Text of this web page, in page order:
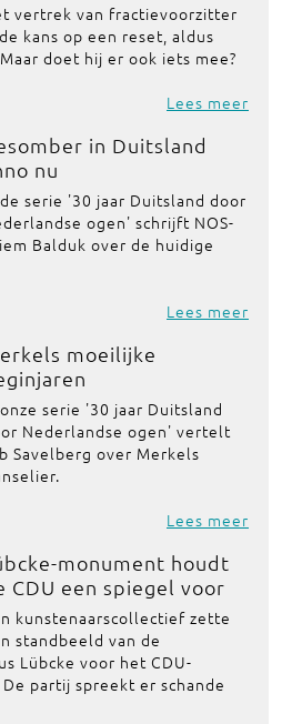
vertrek van fractievoorzitter
kans op een reset, aldus
doet hij er ook iets mee?
Lees meer
in Duitsland
nu
serie '30 jaar Duitsland door
ogen' schrijft NOS-
Balduk over de huidige
Lees meer
moeilijke
serie '30 jaar Duitsland
Nederlandse ogen' vertelt
Savelberg over Merkels
Lees meer
monument houdt
CDU een spiegel voor
kunstenaarscollectief zette
standbeeld van de
Lübcke voor het CDU-
partij spreekt er schande